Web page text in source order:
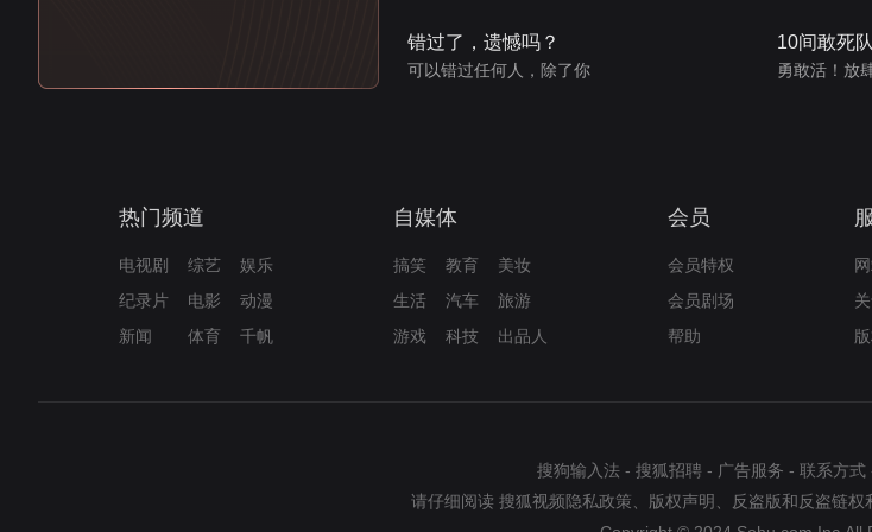
错过了，遗憾吗？
可以错过任何人，除了你
10间敢死队
勇敢活！放
热门频道
电视剧 综艺
娱乐
纪录片
电影
动漫
新闻
体育 千帆
自媒体
搞笑 教育
美妆
生活
汽车
旅游
游戏
科技 出品人
会员
会员特权
会员剧场
帮助
搜狗输入法 - 搜狐招聘 - 广告服务 - 联系方式
请仔细阅读 搜狐视频隐私政策 版权声明 反盗版和反盗链权